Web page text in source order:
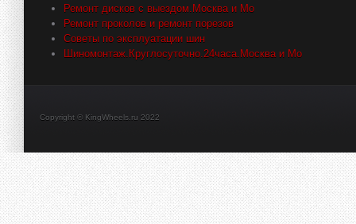
Ремонт дисков с выездом.Москва и Мо
Ремонт проколов и ремонт порезов
Советы по эксплуатации шин
Шиномонтаж.Круглосуточно.24часа.Москва и Мо
Copyright © KingWheels.ru 2022